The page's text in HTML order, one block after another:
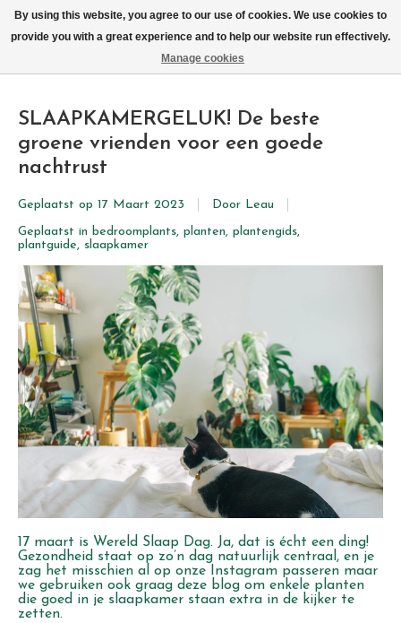
SLAAPKAMERGELUK! De beste
groene vrienden voor een goede
nachtrust
Geplaatst op 17 Maart 2023 Door Leau
Geplaatst in bedroomplants, planten, plantengids,
plantguide, slaapkamer
17 maart is Wereld Slaap Dag. Ja, dat is écht een ding!
Gezondheid staat op zo’n dag natuurlijk centraal, en je
zag het misschien al op onze Instagram passeren maar
we gebruiken ook graag deze blog om enkele planten
die goed in je slaapkamer staan extra in de kijker te
zetten.
By using this website, you agree to our use of cookies. We use cookies to
provide you with a great experience and to help our website run effectively.
Manage cookies